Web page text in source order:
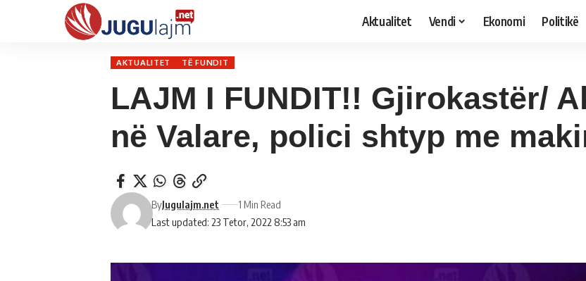
Aktualitet Vendi Ekonomi Politikë
AKTUALITET TË FUNDIT
LAJM I FUNDIT!! Gjirokastër/
në Valare, polici shtyp me
Last updated: 23 Tetor, 2022 8:53 am
ByJugulajm.net 1 Min Read